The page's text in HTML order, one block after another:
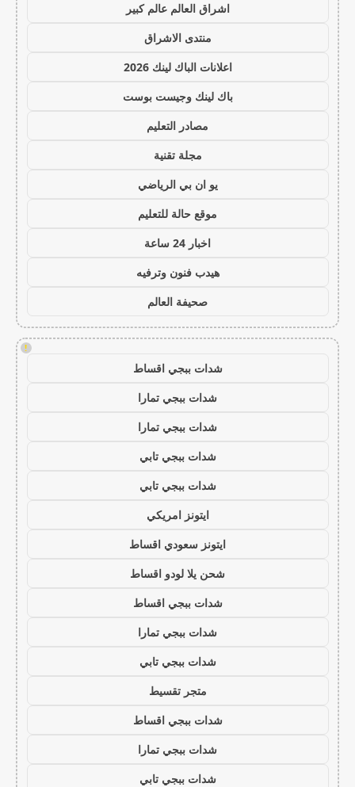
اشراق العالم عالم كبير
منتدى الاشراق
اعلانات الباك لينك 2026
باك لينك وجيست بوست
مصادر التعليم
مجلة تقنية
يو ان بي الرياضي
موقع حالة للتعليم
اخبار 24 ساعة
هيدب فنون وترفيه
صحيفة العالم
!
شدات ببجي اقساط
شدات ببجي تمارا
شدات ببجي تمارا
شدات ببجي تابي
شدات ببجي تابي
ايتونز امريكي
ايتونز سعودي اقساط
شحن يلا لودو اقساط
شدات ببجي اقساط
شدات ببجي تمارا
شدات ببجي تابي
متجر تقسيط
شدات ببجي اقساط
شدات ببجي تمارا
شدات ببجي تابي